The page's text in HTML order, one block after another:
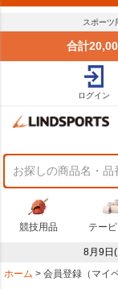
スポーツ
合計
ログイン
競技用品 テー
8月9日
ホーム
会員登録（マイ